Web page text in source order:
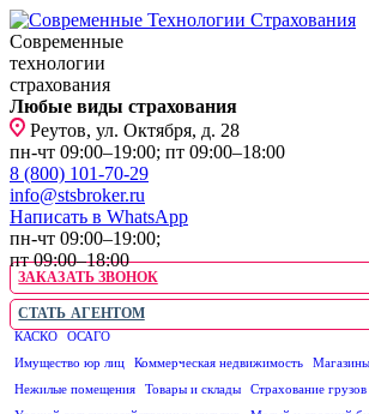
Современные
технологии
страхования
Любые виды страхования
Реутов, ул. Октября, д. 28
пн-чт 09:00–19:00; пт 09:00–18:00
8 (800) 101-70-29
info@stsbroker.ru
Написать в WhatsApp
пн-чт 09:00–19:00;
пт 09:00–18:00
ЗАКАЗАТЬ ЗВОНОК
СТАТЬ АГЕНТОМ
КАСКО ОСАГО
Имущество юр лиц
Коммерческая недвижимость
Нежилые помещения
Товары и склады
Страхование грузов